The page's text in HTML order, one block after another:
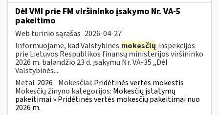
Dėl VMI prie FM viršininko įsakymo Nr. VA-5
pakeitimo
Web turinio sąrašas 2026-04-27
Informuojame, kad Valstybinės mokesčių inspekcijos
prie Lietuvos Respublikos finansų ministerijos viršininko
2026 m. balandžio 23 d. įsakymu Nr. VA-35 „Dėl
Valstybinės...
Metai: 2026 Mokesčiai: Pridėtinės vertės mokestis
Mokesčių žinyno kategorijos: Mokesčių įstatymų
pakeitimai » Pridėtinės vertės mokesčių pakeitimai nuo
2026 m.